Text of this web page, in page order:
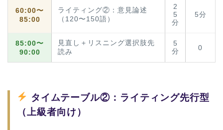
60:00〜
85:00
ライティング②：意見論述
（120〜150語）
2
5
分
5分
85:00〜
90:00
見直し＋リスニング選択肢先
読み
5
分
0
タイムテーブル②：ライティング先行型
（上級者向け）